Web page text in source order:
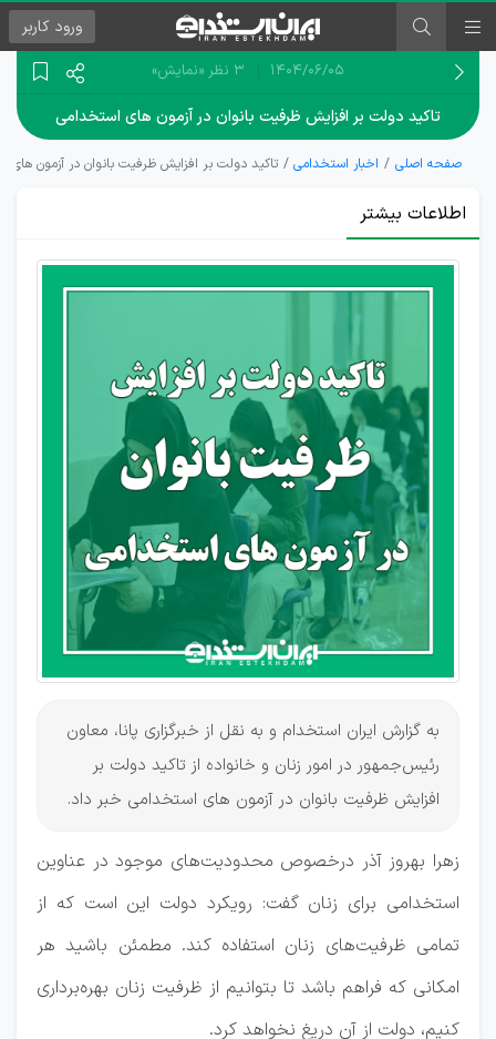
ورود کاربر
۱۴۰۴/۰۶/۰۵ 3 نظر «نمایش»
تاکید دولت بر افزایش ظرفیت بانوان در آزمون های استخدامی
صفحه اصلی اخبار استخدامی تاکید دولت بر افزایش ظرفیت بانوان در آزمون های
اطلاعات بیشتر
لزوم
از تمامی
ظرفیت
بانوان در
استخدام
ها
به گزارش ایران استخدام و به نقل از خبرگزاری پانا، معاون
رئیس‌جمهور در امور زنان و خانواده از تاکید دولت بر
افزایش ظرفیت بانوان در آزمون های استخدامی خبر داد.
زهرا بهروز آذر درخصوص محدودیت‌های موجود در عناوین
استخدامی برای زنان گفت: رویکرد دولت این است که از
تمامی ظرفیت‌های زنان استفاده کند. مطمئن باشید هر
امکانی که فراهم باشد تا بتوانیم از ظرفیت زنان بهره‌برداری
کنیم، دولت از آن دریغ نخواهد کرد.